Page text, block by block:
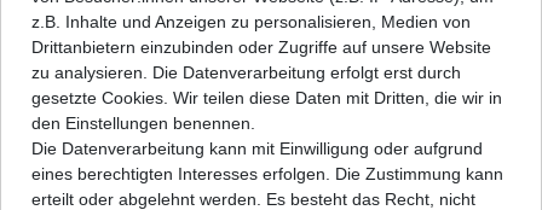
EINKAUFEN:
Zahlungsarten
Versandarten & -kosten
Hinweis zur Batterie-Entsorgung
Widerrufsrecht
z.B. Inhalte und Anzeigen zu personalisieren, Medien von
Drittanbietern einzubinden oder Zugriffe auf unsere Website
zu analysieren. Die Datenverarbeitung erfolgt erst durch
gesetzte Cookies. Wir teilen diese Daten mit Dritten, die wir in
den Einstellungen benennen.
Die Datenverarbeitung kann mit Einwilligung oder aufgrund
eines berechtigten Interesses erfolgen. Die Zustimmung kann
erteilt oder abgelehnt werden. Es besteht das Recht, nicht